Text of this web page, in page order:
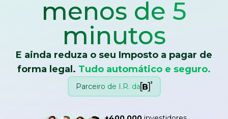
menos de 5
minutos
E ainda reduza o seu Imposto a pagar de
forma legal. Tudo automático e seguro.
Parceiro de I.R. da